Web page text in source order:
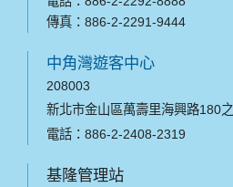
傳真：886-2-2291-9444
中角灣遊客中心
208003
新北市金山區萬壽里海興路180
電話：886-2-2408-2319
基隆管理站